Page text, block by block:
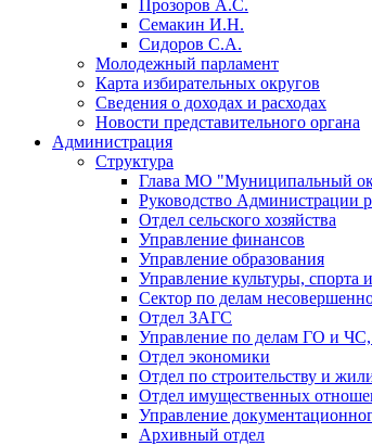
Прозоров А.С.
Семакин И.Н.
Сидоров С.А.
Молодежный парламент
Карта избирательных округов
Сведения о доходах и расходах
Новости представительного органа
Администрация
Структура
Глава МО "Муниципальный
Руководство Администрации
Отдел сельского хозяйства
Управление финансов
Управление образования
Управление культуры, спорта
Сектор по делам
Отдел ЗАГС
Управление по делам ГО и
Отдел экономики
Отдел по строительству и
Отдел имущественных
Управление
Архивный отдел